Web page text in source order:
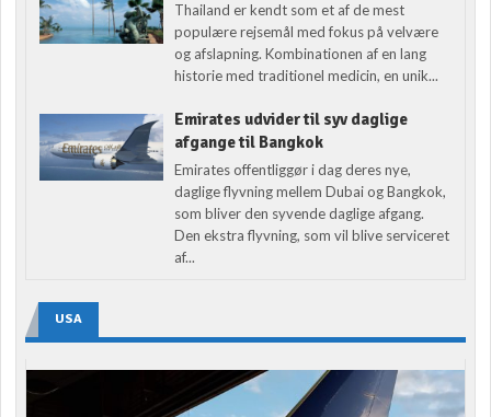
Thailand er kendt som et af de mest
populære rejsemål med fokus på velvære
og afslapning. Kombinationen af en lang
historie med traditionel medicin, en unik...
Emirates udvider til syv daglige
afgange til Bangkok
Emirates offentliggør i dag deres nye,
daglige flyvning mellem Dubai og Bangkok,
som bliver den syvende daglige afgang.
Den ekstra flyvning, som vil blive serviceret
af...
USA